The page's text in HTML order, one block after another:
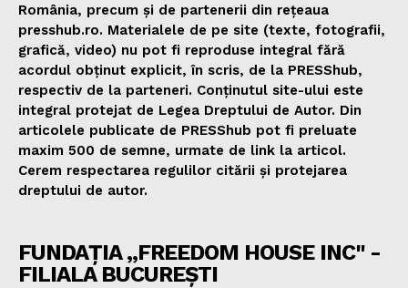
România, precum și de partenerii din rețeaua
presshub.ro. Materialele de pe site (texte, fotografii,
grafică, video) nu pot fi reproduse integral fără
acordul obținut explicit, în scris, de la PRESShub,
respectiv de la parteneri. Conținutul site-ului este
integral protejat de Legea Dreptului de Autor. Din
articolele publicate de PRESShub pot fi preluate
maxim 500 de semne, urmate de link la articol.
Cerem respectarea regulilor citării și protejarea
dreptului de autor.
FUNDAȚIA „FREEDOM HOUSE INC" -
FILIALA BUCUREȘTI